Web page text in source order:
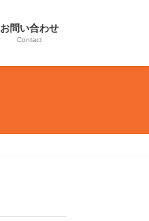
お問い合わせ
Contact